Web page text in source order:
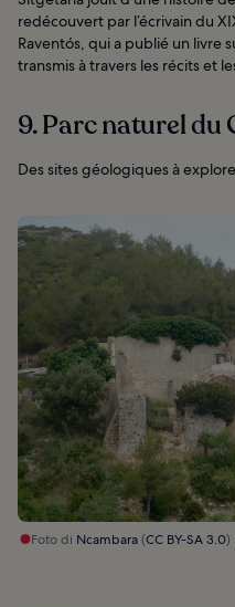
redécouvert par l’écrivain du
Raventós, qui a publié un livre
transmis à travers les récits et
9. Parc naturel du
Des sites géologiques à
Foto di Ncambara(CC BY-SA 3.0)